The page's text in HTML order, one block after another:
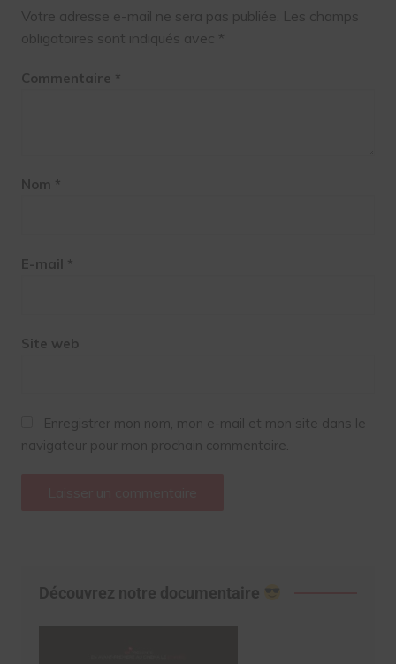
Votre adresse e-mail ne sera pas publiée. Les champs
obligatoires sont indiqués avec *
Commentaire *
Nom *
E-mail *
Site web
Enregistrer mon nom, mon e-mail et mon site dans le
navigateur pour mon prochain commentaire.
Découvrez notre documentaire